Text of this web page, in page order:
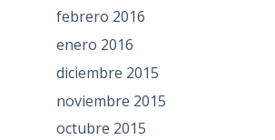
febrero 2016
enero 2016
diciembre 2015
noviembre 2015
octubre 2015